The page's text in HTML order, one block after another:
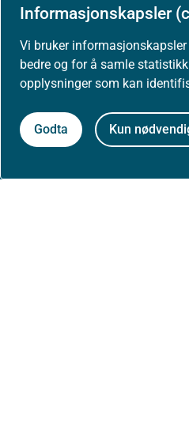
Informasjonskapsler
Vi bruker
bedre og for å samle
opplysninger som kan
Godta Kun
Nyheter
Arrangementer
Presse